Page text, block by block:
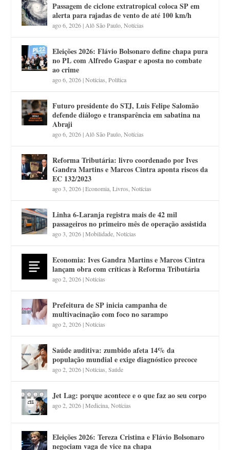
Passagem de ciclone extratropical coloca SP em
alerta para rajadas de vento de até 100 km/h
ago 6, 2026| Alô São Paulo ,Notícias
Eleições 2026: Flávio Bolsonaro define chapa pura
no PL com Alfredo Gaspar e aposta no combate
ao crime
ago 6, 2026|Notícias ,Política
Futuro presidente do STJ, Luis Felipe Salomão
defende diálogo e transparência em sabatina na
Abraji
ago 6, 2026| Alô São Paulo ,Notícias
Reforma Tributária: livro coordenado por Ives
Gandra Martins e Marcos Cintra aponta riscos da
EC 132/2023
ago 3, 2026|Economia ,Livros ,Notícias
Linha 6-Laranja registra mais de 42 mil
passageiros no primeiro mês de operação assistida
ago 3, 2026|Mobilidade ,Notícias
Economia: Ives Gandra Martins e Marcos Cintra
lançam obra com críticas à Reforma Tributária
ago 2, 2026|Notícias
Prefeitura de SP inicia campanha de
multivacinação com foco no sarampo
ago 2, 2026|Notícias
Saúde auditiva: zumbido afeta 14% da
população mundial e exige diagnóstico precoce
ago 2, 2026|Notícias ,Saúde
Jet Lag: porque acontece e o que faz ao seu corpo
ago 2, 2026|Medicina ,Notícias
Eleições 2026: Tereza Cristina e Flávio Bolsonaro
negociam vaga de vice na chapa